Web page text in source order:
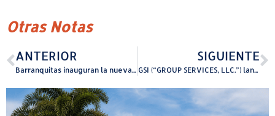
Otras Notas
ANTERIOR
Barranquitas inauguran la nueva Plaza del Mercado para impulsar la economía local
SIGUIENTE
GSI (“GROUP SERVICES, LLC.”) lanza la campaña “REMEMBER PUERTO RICO”